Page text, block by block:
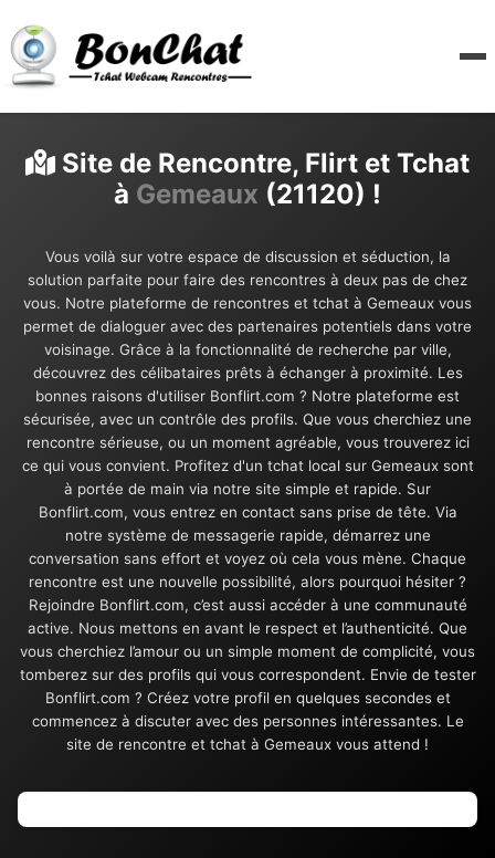
Site de Rencontre, Flirt et Tchat
à Gemeaux (21120) !
Vous voilà sur votre espace de discussion et séduction, la
solution parfaite pour faire des rencontres à deux pas de chez
vous. Notre plateforme de rencontres et tchat à Gemeaux vous
permet de dialoguer avec des partenaires potentiels dans votre
voisinage. Grâce à la fonctionnalité de recherche par ville,
découvrez des célibataires prêts à échanger à proximité. Les
bonnes raisons d'utiliser Bonflirt.com ? Notre plateforme est
sécurisée, avec un contrôle des profils. Que vous cherchiez une
rencontre sérieuse, ou un moment agréable, vous trouverez ici
ce qui vous convient. Profitez d'un tchat local sur Gemeaux sont
à portée de main via notre site simple et rapide. Sur
Bonflirt.com, vous entrez en contact sans prise de tête. Via
notre système de messagerie rapide, démarrez une
conversation sans effort et voyez où cela vous mène. Chaque
rencontre est une nouvelle possibilité, alors pourquoi hésiter ?
Rejoindre Bonflirt.com, c’est aussi accéder à une communauté
active. Nous mettons en avant le respect et l’authenticité. Que
vous cherchiez l’amour ou un simple moment de complicité, vous
tomberez sur des profils qui vous correspondent. Envie de tester
Bonflirt.com ? Créez votre profil en quelques secondes et
commencez à discuter avec des personnes intéressantes. Le
site de rencontre et tchat à Gemeaux vous attend !